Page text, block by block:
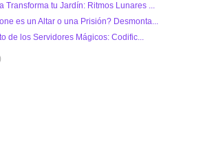
Transforma tu Jardín: Ritmos Lunares ...
es un Altar o una Prisión? Desmonta...
de los Servidores Mágicos: Codific...